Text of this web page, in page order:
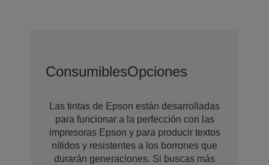
ConsumiblesOpciones
Las tintas de Epson están desarrolladas
para funcionar a la perfección con las
impresoras Epson y para producir textos
nítidos y resistentes a los borrones que
durarán generaciones. Si buscas más